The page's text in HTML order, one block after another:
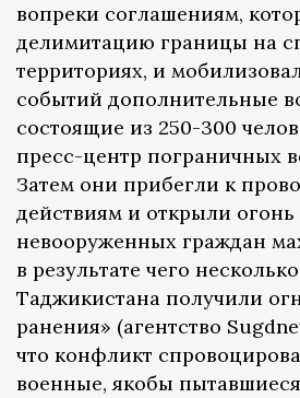
вопреки соглашениям,
делимитацию границы на
территориях, и
событий дополнительные
состоящие из 250-300
пресс-центр пограничных
Затем они прибегли к
действиям и открыли огонь
невооруженных граждан
в результате чего
Таджикистана получили
ранения» (агентство
что конфликт
военные, якобы